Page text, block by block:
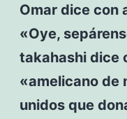
Omar dice con
«Oye,
takahashi dice
«amelicano de
unidos que